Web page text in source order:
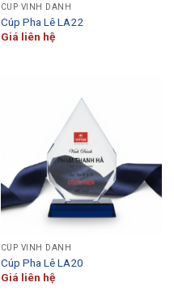
CÚP VINH DANH
Cúp Pha Lê LA22
Giá liên hệ
CÚP VINH DANH
Cúp Pha Lê LA20
Giá liên hệ